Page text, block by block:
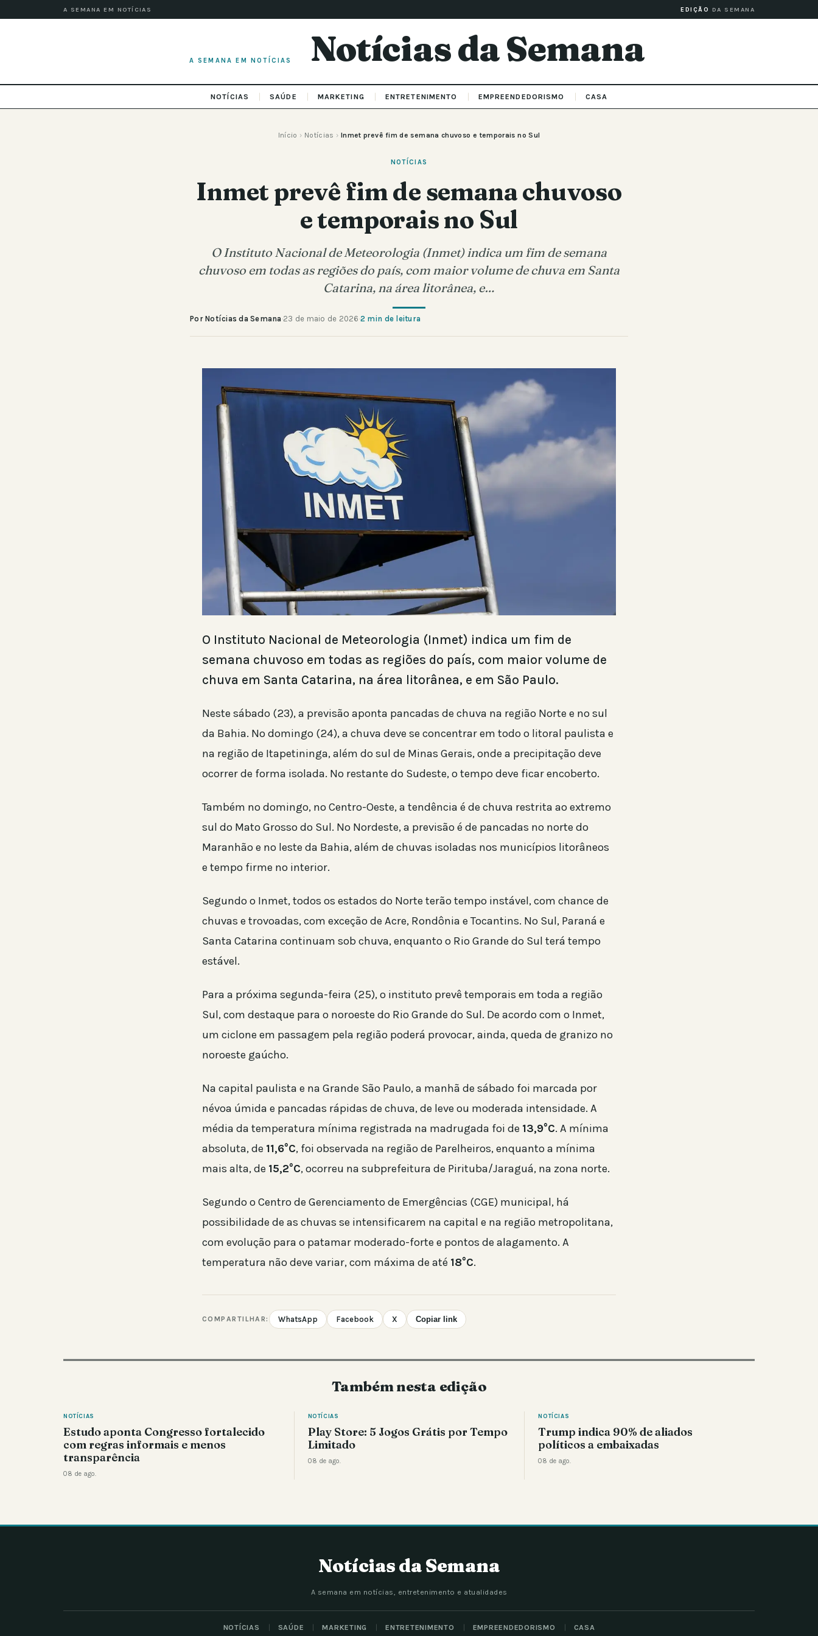
A SEMANA EM NOTÍCIAS EDIÇÃO DA SEMANA
A SEMANA EM NOTÍCIAS Notícias da Semana
NOTÍCIAS SAÚDE MARKETING ENTRETENIMENTO EMPREENDEDORISMO CASA
Início › Notícias › Inmet prevê fim de semana chuvoso e temporais no Sul
NOTÍCIAS
Inmet prevê fim de semana chuvoso
e temporais no Sul
O Instituto Nacional de Meteorologia (Inmet) indica um fim de semana
chuvoso em todas as regiões do país, com maior volume de chuva em Santa
Catarina, na área litorânea, e…
Por Notícias da Semana ·23 de maio de 2026 ·2 min de leitura
O Instituto Nacional de Meteorologia (Inmet) indica um fim de
semana chuvoso em todas as regiões do país, com maior volume de
chuva em Santa Catarina, na área litorânea, e em São Paulo.
Neste sábado (23), a previsão aponta pancadas de chuva na região Norte e no sul
da Bahia. No domingo (24), a chuva deve se concentrar em todo o litoral paulista e
na região de Itapetininga, além do sul de Minas Gerais, onde a precipitação deve
ocorrer de forma isolada. No restante do Sudeste, o tempo deve ficar encoberto.
Também no domingo, no Centro-Oeste, a tendência é de chuva restrita ao extremo
sul do Mato Grosso do Sul. No Nordeste, a previsão é de pancadas no norte do
Maranhão e no leste da Bahia, além de chuvas isoladas nos municípios litorâneos
e tempo firme no interior.
Segundo o Inmet, todos os estados do Norte terão tempo instável, com chance de
chuvas e trovoadas, com exceção de Acre, Rondônia e Tocantins. No Sul, Paraná e
Santa Catarina continuam sob chuva, enquanto o Rio Grande do Sul terá tempo
estável.
Para a próxima segunda-feira (25), o instituto prevê temporais em toda a região
Sul, com destaque para o noroeste do Rio Grande do Sul. De acordo com o Inmet,
um ciclone em passagem pela região poderá provocar, ainda, queda de granizo no
noroeste gaúcho.
Na capital paulista e na Grande São Paulo, a manhã de sábado foi marcada por
névoa úmida e pancadas rápidas de chuva, de leve ou moderada intensidade. A
média da temperatura mínima registrada na madrugada foi de 13,9°C. A mínima
absoluta, de 11,6°C, foi observada na região de Parelheiros, enquanto a mínima
mais alta, de 15,2°C, ocorreu na subprefeitura de Pirituba/Jaraguá, na zona norte.
Segundo o Centro de Gerenciamento de Emergências (CGE) municipal, há
possibilidade de as chuvas se intensificarem na capital e na região metropolitana,
com evolução para o patamar moderado-forte e pontos de alagamento. A
temperatura não deve variar, com máxima de até 18°C.
COMPARTILHAR: WhatsApp Facebook X Copiar link
Também nesta edição
NOTÍCIAS
Estudo aponta Congresso fortalecido
com regras informais e menos
transparência
08 de ago.
NOTÍCIAS
Play Store: 5 Jogos Grátis por Tempo
Limitado
08 de ago.
NOTÍCIAS
Trump indica 90% de aliados
políticos a embaixadas
08 de ago.
Notícias da Semana
A semana em notícias, entretenimento e atualidades
NOTÍCIAS SAÚDE MARKETING ENTRETENIMENTO EMPREENDEDORISMO CASA